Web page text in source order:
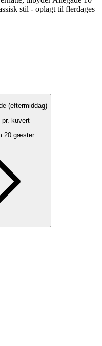
stil - oplagt til flerdages
(eftermiddag)
pr. kuvert
20 gæster